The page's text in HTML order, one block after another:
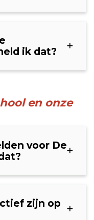
ik dat?
en onze
voor De
zijn op